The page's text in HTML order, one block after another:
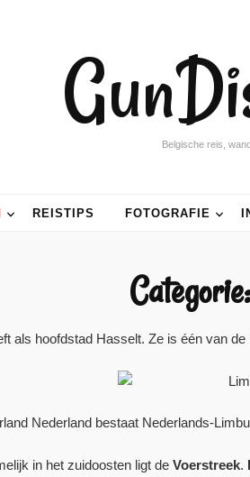
Belgische reis,
REISTIPS FOTOGRAFIE
als hoofdstad Hasselt. Ze is één van
Nederland bestaat Nederlands-
in het zuidoosten ligt de Voerstreek.